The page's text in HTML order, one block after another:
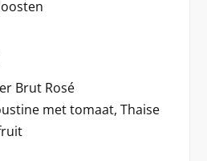
Brut Rosé
met tomaat, Thaise